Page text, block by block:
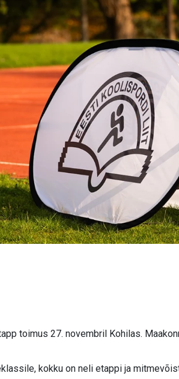
toimus 27. novembril Kohilas.
kokku on neli etappi ja